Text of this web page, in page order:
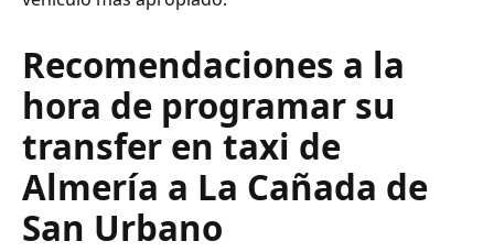
Recomendaciones a la
hora de programar su
transfer en taxi de
Almería a La Cañada de
San Urbano